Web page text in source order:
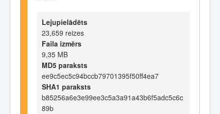
Lejupielādēts
23,659 reizes
Faila izmērs
9,35 MB
MD5 paraksts
ee9c5ec5c94bccb79701395f50ff4ea7
SHA1 paraksts
b85256a6e3e99ee3c5a3a91a43b6f5adc5c6c
89b